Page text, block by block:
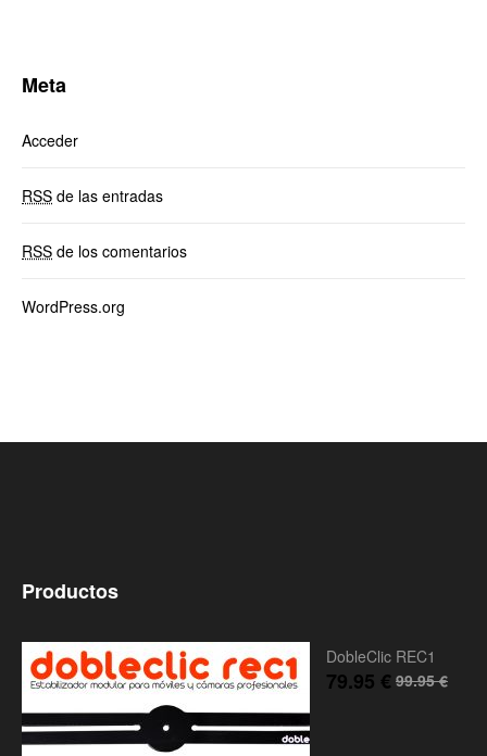
Meta
Acceder
RSS de las entradas
RSS de los comentarios
WordPress.org
Productos
DobleClic REC1
99.95€
79.95 €